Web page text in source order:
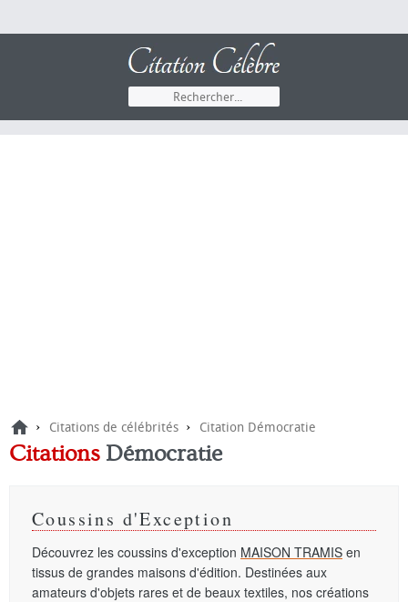
› Citations de célébrités › Citation Démocratie
Citations Démocratie
Coussins d'Exception
Découvrez les coussins d'exception MAISON TRAMIS en
tissus de grandes maisons d'édition. Destinées aux
amateurs d'objets rares et de beaux textiles, nos créations